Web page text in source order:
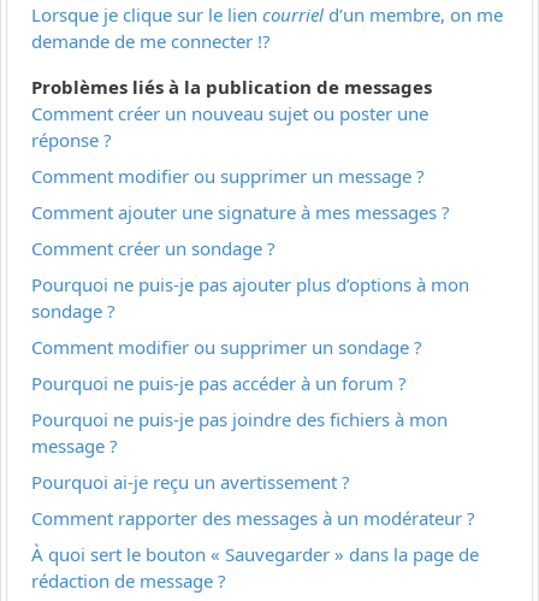
Lorsque je clique sur le lien courriel d’un membre, on me
demande de me connecter !?
Problèmes liés à la publication de messages
Comment créer un nouveau sujet ou poster une
réponse ?
Comment modifier ou supprimer un message ?
Comment ajouter une signature à mes messages ?
Comment créer un sondage ?
Pourquoi ne puis-je pas ajouter plus d’options à mon
sondage ?
Comment modifier ou supprimer un sondage ?
Pourquoi ne puis-je pas accéder à un forum ?
Pourquoi ne puis-je pas joindre des fichiers à mon
message ?
Pourquoi ai-je reçu un avertissement ?
Comment rapporter des messages à un modérateur ?
À quoi sert le bouton « Sauvegarder » dans la page de
rédaction de message ?